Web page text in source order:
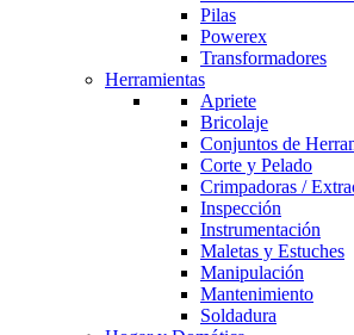
Pilas
Powerex
Transformadores
Herramientas
Apriete
Bricolaje
Conjuntos de
Corte y Pelado
Crimpadoras /
Inspección
Instrumentación
Maletas y Estuches
Manipulación
Mantenimiento
Soldadura